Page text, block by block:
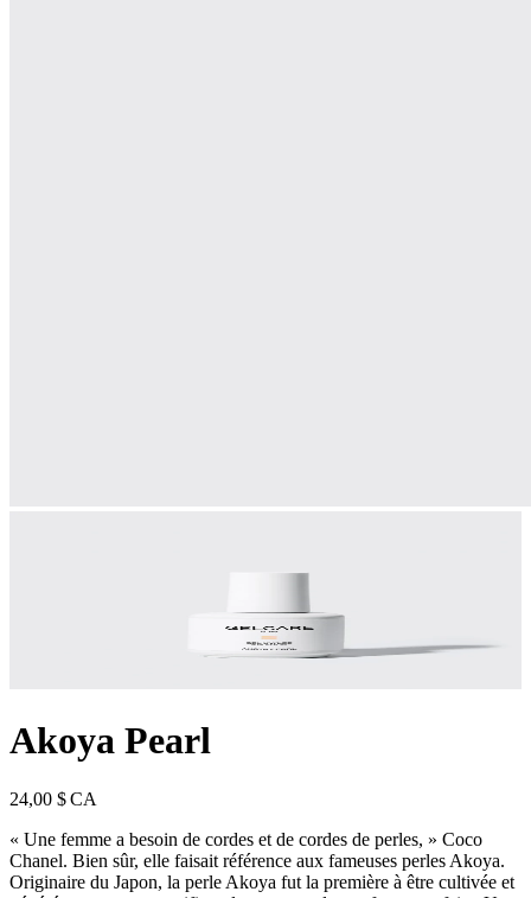
Akoya Pearl
24,00 $ CA
« Une femme a besoin de cordes et de cordes de perles, » Coco
Chanel. Bien sûr, elle faisait référence aux fameuses perles Akoya.
Originaire du Japon, la perle Akoya fut la première à être cultivée et